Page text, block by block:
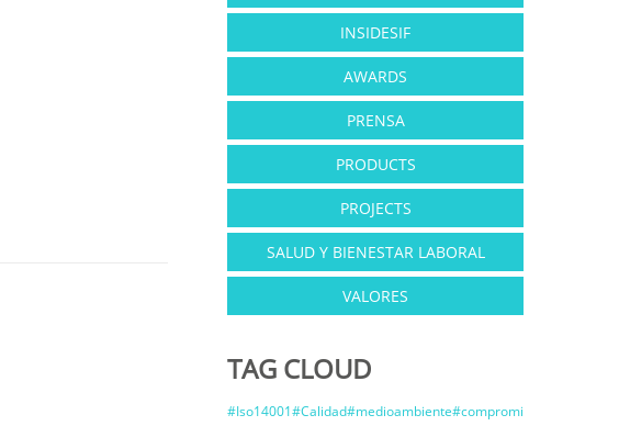
INSIDESIF
AWARDS
PRENSA
PRODUCTS
PROJECTS
SALUD Y BIENESTAR LABORAL
VALORES
TAG CLOUD
#Iso14001#Calidad#medioambiente#compromi